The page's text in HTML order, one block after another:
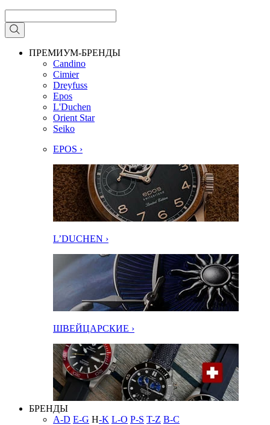
ПРЕМИУМ-БРЕНДЫ
Candino
Cimier
Dreyfuss
Epos
L'Duchen
Orient Star
Seiko
EPOS ›
L’DUCHEN ›
ШВЕЙЦАРСКИЕ ›
БРЕНДЫ
A-D E-G H-K L-O P-S T-Z В-С